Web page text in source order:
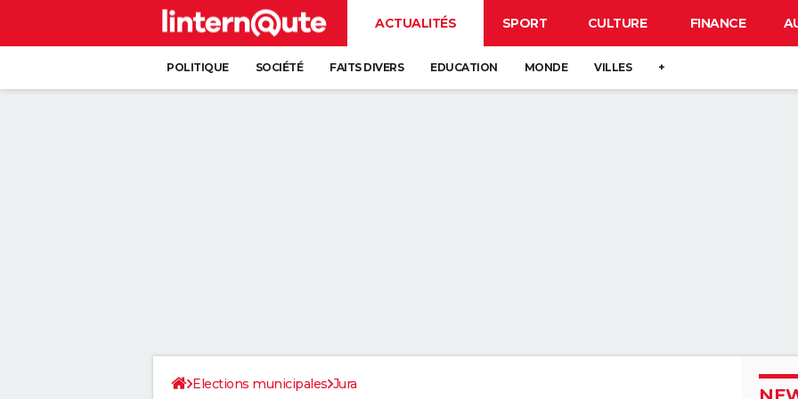
ACTUALITÉS SPORT CULTURE FINANCE
POLITIQUE SOCIÉTÉ FAITS DIVERS EDUCATION MONDE VILLES +
Elections municipales Jura